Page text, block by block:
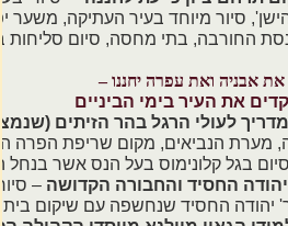
סיור מיוחד בעיר העתיקה, משער
החורבה, בתי מחסה, סיום סליחות
את אבניה ואת עפרה יחננו –
את העיר בימי הביניים
לעולי הרגל בהר הזיתים
מערת הנביאים, מקום שריפת הפרה
בגל קלונימוס בעל הנס אשר בנחל
יהודה החסיד והחבורה הקדושה –
יהודה החסיד שנחשפה עם שיקום